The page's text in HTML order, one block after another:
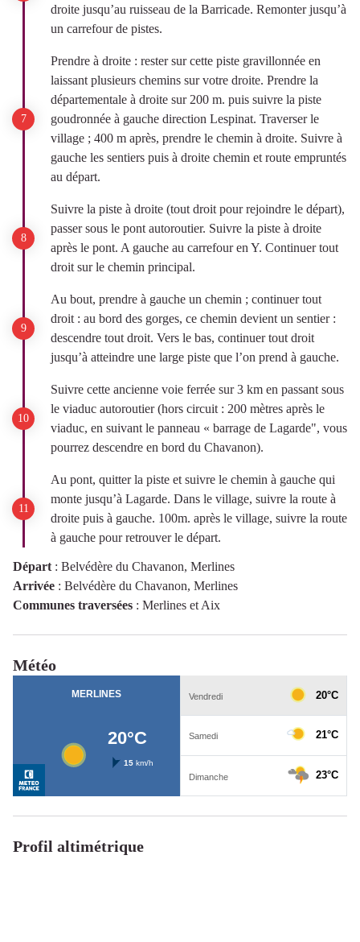
droite jusqu’au ruisseau de la Barricade. Remonter jusqu’à
un carrefour de pistes.
Prendre à droite : rester sur cette piste gravillonnée en
laissant plusieurs chemins sur votre droite. Prendre la
départementale à droite sur 200 m. puis suivre la piste
goudronnée à gauche direction Lespinat. Traverser le
village ; 400 m après, prendre le chemin à droite. Suivre à
gauche les sentiers puis à droite chemin et route empruntés
au départ.
Suivre la piste à droite (tout droit pour rejoindre le départ),
passer sous le pont autoroutier. Suivre la piste à droite
après le pont. A gauche au carrefour en Y. Continuer tout
droit sur le chemin principal.
Au bout, prendre à gauche un chemin ; continuer tout
droit : au bord des gorges, ce chemin devient un sentier :
descendre tout droit. Vers le bas, continuer tout droit
jusqu’à atteindre une large piste que l’on prend à gauche.
Suivre cette ancienne voie ferrée sur 3 km en passant sous
le viaduc autoroutier (hors circuit : 200 mètres après le
viaduc, en suivant le panneau « barrage de Lagarde", vous
pourrez descendre en bord du Chavanon).
Au pont, quitter la piste et suivre le chemin à gauche qui
monte jusqu’à Lagarde. Dans le village, suivre la route à
droite puis à gauche. 100m. après le village, suivre la route
à gauche pour retrouver le départ.
Départ : Belvédère du Chavanon, Merlines
Arrivée : Belvédère du Chavanon, Merlines
Communes traversées : Merlines et Aix
Météo
Profil altimétrique